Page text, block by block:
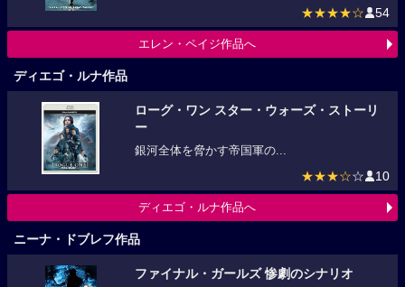
★★★★☆ 54
エレン・ペイジ作品へ
ディエゴ・ルナ作品
ローグ・ワン スター・ウォーズ・ストーリ
ー
銀河全体を脅かす帝国軍の...
★★★☆☆ 10
ディエゴ・ルナ作品へ
ニーナ・ドブレフ作品
ファイナル・ガールズ 惨劇のシナリオ